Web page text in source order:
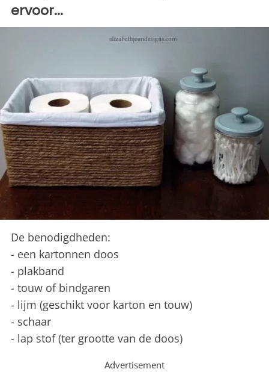
ervoor...
De benodigdheden:
- een kartonnen doos
- plakband
- touw of bindgaren
- lijm (geschikt voor karton en touw)
- schaar
- lap stof (ter grootte van de doos)
Advertisement